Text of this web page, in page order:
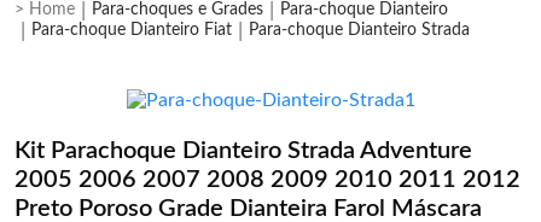
Para-choques e Grades
Para-choque Dianteiro
Para-choque Dianteiro Fiat
Para-choque Dianteiro Strada
Kit Parachoque Dianteiro Strada Adventure
2005 2006 2007 2008 2009 2010 2011 2012
Preto Poroso Grade Dianteira Farol Máscara